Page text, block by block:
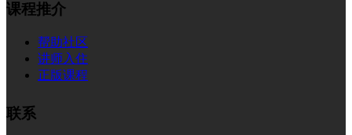
课程推介
帮助社区
讲师入住
正版课程
联系